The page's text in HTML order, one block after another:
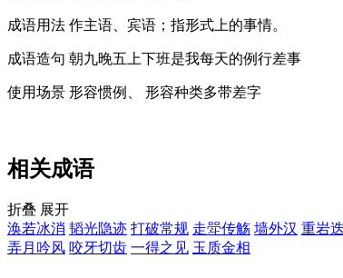
成语用法 作主语、宾语；指形式上的事情。
成语造句 朝九晚五上下班是我每天的例行差事
使用场景 形容惯例、 形容种类多带差字
相关成语
折叠 展开
涣若冰消 韬光隐迹 打破常规 走斝传觞 墙外汉 重岩
弄月吟风 咬牙切齿 一得之见 玉质金相